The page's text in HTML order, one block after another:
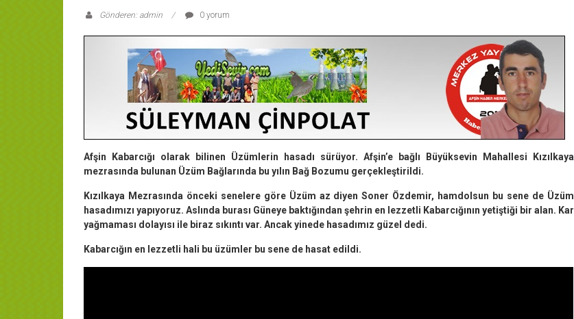
Gönderen: admin 0 yorum
Afşin Kabarcığı olarak bilinen Üzümlerin hasadı sürüyor. Afşin’e bağlı Büyüksevin Mahallesi Kızılkaya
mezrasında bulunan Üzüm Bağlarında bu yılın Bağ Bozumu gerçekleştirildi.
Kızılkaya Mezrasında önceki senelere göre Üzüm az diyen Soner Özdemir, hamdolsun bu sene de Üzüm
hasadımızı yapıyoruz. Aslında burası Güneye baktığından şehrin en lezzetli Kabarcığının yetiştiği bir alan. Kar
yağmaması dolayısı ile biraz sıkıntı var. Ancak yinede hasadımız güzel dedi.
Kabarcığın en lezzetli hali bu üzümler bu sene de hasat edildi.